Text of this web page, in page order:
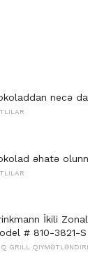
necə
əhatə
İkili
# 810-3821-
GRILL